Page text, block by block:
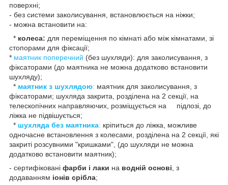
поверхні;
- без системи заколисування, встановлюється на ніжки;
- можна встановити на:
* колеса: для переміщення по кімнаті або між кімнатами, зі
стопорами для фіксації;
* маятник поперечний (без шухляди): для заколисування, з
фіксаторами (до маятника не можна додатково встановити
шухляду);
* маятник з шухлядою: маятник для заколисування, з
фіксаторами; шухляда закрита, розділена на 2 секції, на
телескопічних направляючих, розміщується на підлозі, до
ліжка не підвішується;
* шухляда без маятника: кріпиться до ліжка, можливе
одночасне встановлення з колесами, розділена на 2 секції, які
закриті розсувними "кришками", (до шухляди не можна
додатково встановити маятник);
- сертифіковані фарби і лаки на водній основі , з
додаванням іонів срібла;